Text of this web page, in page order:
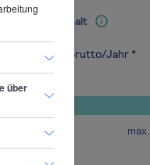
Mediangehalt
53.300 € brutto/Jahr *
max.
über